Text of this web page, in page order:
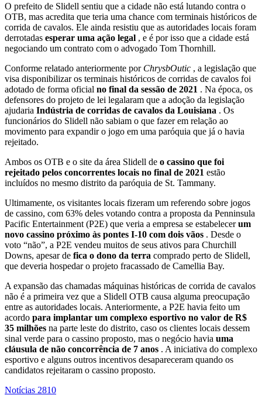
O prefeito de Slidell sentiu que a cidade não está lutando contra o
OTB, mas acredita que teria uma chance com terminais históricos de
corrida de cavalos. Ele ainda resistiu que as autoridades locais foram
derrotadas esperar uma ação legal , e é por isso que a cidade está
negociando um contrato com o advogado Tom Thornhill.
Conforme relatado anteriormente por ChrysbOutic , a legislação que
visa disponibilizar os terminais históricos de corridas de cavalos foi
adotado de forma oficial no final da sessão de 2021 . Na época, os
defensores do projeto de lei legalaram que a adoção da legislação
ajudaria Indústria de corridas de cavalos da Louisiana . Os
funcionários do Slidell não sabiam o que fazer em relação ao
movimento para expandir o jogo em uma paróquia que já o havia
rejeitado.
Ambos os OTB e o site da área Slidell de o cassino que foi
rejeitado pelos concorrentes locais no final de 2021 estão
incluídos no mesmo distrito da paróquia de St. Tammany.
Ultimamente, os visitantes locais fizeram um referendo sobre jogos
de cassino, com 63% deles votando contra a proposta da Penninsula
Pacific Entertainment (P2E) que veria a empresa se estabelecerum
novo cassino próximo às pontes I-10 com dois vãos . Desde o
voto “não”, a P2E vendeu muitos de seus ativos para Churchill
Downs, apesar de fica o dono da terra comprado perto de Slidell,
que deveria hospedar o projeto fracassado de Camellia Bay.
A expansão das chamadas máquinas históricas de corrida de cavalos
não é a primeira vez que a Slidell OTB causa alguma preocupação
entre as autoridades locais. Anteriormente, a P2E havia feito um
acordo para implantar um complexo esportivo no valor de R$
35 milhões na parte leste do distrito, caso os clientes locais dessem
sinal verde para o cassino proposto, mas o negócio havia uma
cláusula de não concorrência de 7 anos . A iniciativa do complexo
esportivo e alguns outros incentivos desapareceram quando os
candidatos rejeitaram o cassino proposto.
Notícias 2810